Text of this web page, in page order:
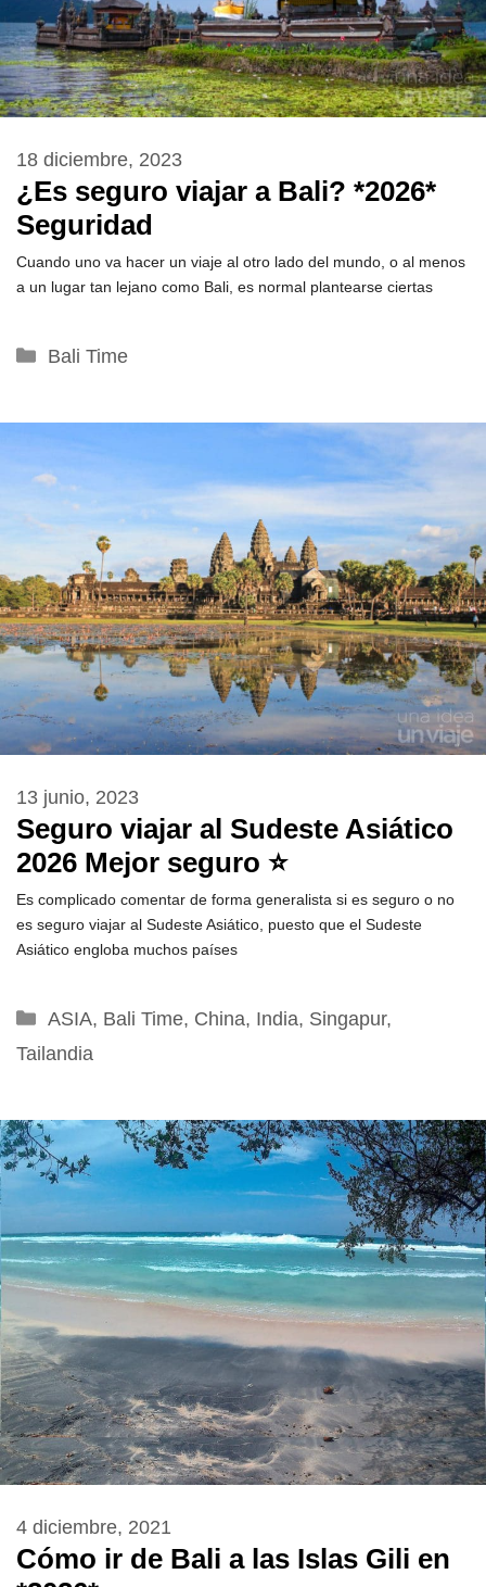
¿Es seguro viajar a Bali? *2026*
Seguridad
18 diciembre, 2023
Cuando uno va hacer un viaje al otro lado del mundo, o al menos
a un lugar tan lejano como Bali, es normal plantearse ciertas
Categorías
Bali Time
Seguro viajar al Sudeste Asiático
2026 Mejor seguro ⭐
13 junio, 2023
Es complicado comentar de forma generalista si es seguro o no
es seguro viajar al Sudeste Asiático, puesto que el Sudeste
Asiático engloba muchos países
Categorías
ASIA, Bali Time, China, India, Singapur,
Tailandia
Cómo ir de Bali a las Islas Gili en
4 diciembre, 2021